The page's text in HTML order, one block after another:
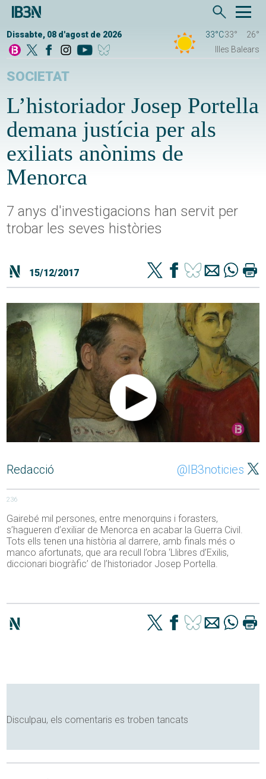
Dissabte, 08 d'agost de 2026 33°C33°
26°
Illes Balears
SOCIETAT
L’historiador Josep Portella
demana justícia per als
exiliats anònims de
Menorca
7 anys d'investigacions han servit per
trobar les seves històries
15/12/2017
Redacció @IB3noticies
236
Gairebé mil persones, entre menorquins i forasters,
s’hagueren d’exiliar de Menorca en acabar la Guerra Civil.
Tots ells tenen una història al darrere, amb finals més o
manco afortunats, que ara recull l’obra ‘Llibres d’Exilis,
diccionari biogràfic’ de l’historiador Josep Portella.
Disculpau, els comentaris es troben tancats